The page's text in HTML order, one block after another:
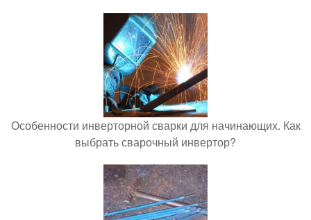
Особенности инверторной сварки для начинающих. Как
выбрать сварочный инвертор?